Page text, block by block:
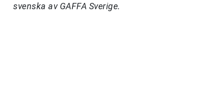
svenska av GAFFA Sverige.